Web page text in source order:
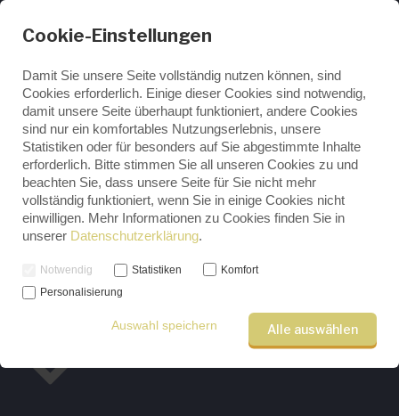
ENGLISH
GERMAN
Mikrofilme lesen leicht
gemacht – Deine Anleitung
für den richtigen Umgang
mit Lesegeräten
Cookie-Einstellungen
Damit Sie unsere Seite vollständig nutzen können, sind
Cookies erforderlich. Einige dieser Cookies sind notwendig,
damit unsere Seite überhaupt funktioniert, andere Cookies
sind nur ein komfortables Nutzungserlebnis, unsere
Statistiken oder für besonders auf Sie abgestimmte Inhalte
erforderlich. Bitte stimmen Sie all unseren Cookies zu und
beachten Sie, dass unsere Seite für Sie nicht mehr
vollständig funktioniert, wenn Sie in einige Cookies nicht
einwilligen. Mehr Informationen zu Cookies finden Sie in
unserer Datenschutzerklärung.
Notwendig Statistiken
Komfort
Personalisierung
Auswahl speichern Alle auswählen